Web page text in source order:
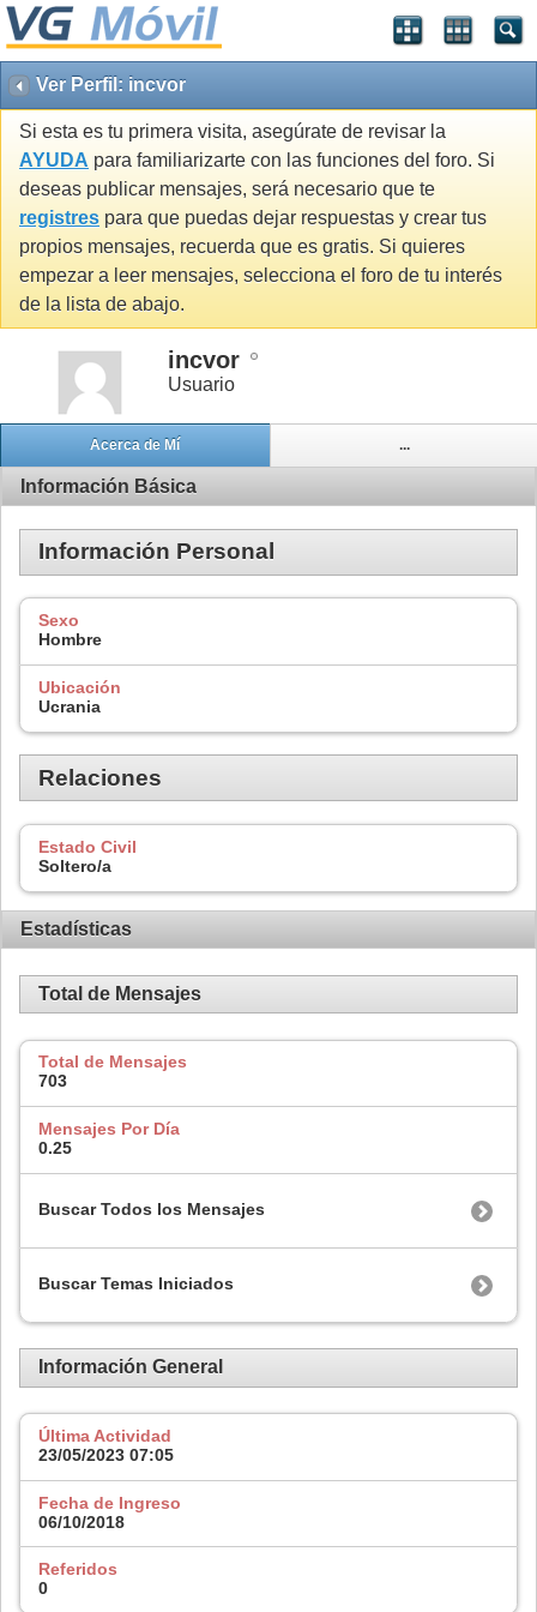
Ver Perfil: incvor
Si esta es tu primera visita, asegúrate de revisar la
AYUDA para familiarizarte con las funciones del foro. Si
deseas publicar mensajes, será necesario que te
registres para que puedas dejar respuestas y crear tus
propios mensajes, recuerda que es gratis. Si quieres
empezar a leer mensajes, selecciona el foro de tu interés
de la lista de abajo.
incvor
Usuario
Acerca de Mí ...
Información Básica
Información Personal
Sexo
Hombre
Ubicación
Ucrania
Relaciones
Estado Civil
Soltero/a
Estadísticas
Total de Mensajes
Total de Mensajes
703
Mensajes Por Día
0.25
Buscar Todos los Mensajes
Buscar Temas Iniciados
Información General
Última Actividad
23/05/2023 07:05
Fecha de Ingreso
06/10/2018
Referidos
0